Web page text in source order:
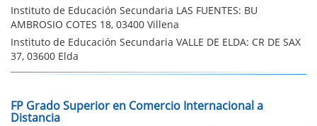
Instituto de Educación Secundaria LAS FUENTES: BU
AMBROSIO COTES 18, 03400 Villena
Instituto de Educación Secundaria VALLE DE ELDA: CR DE SAX
37, 03600 Elda
FP Grado Superior en Comercio Internacional a
Distancia